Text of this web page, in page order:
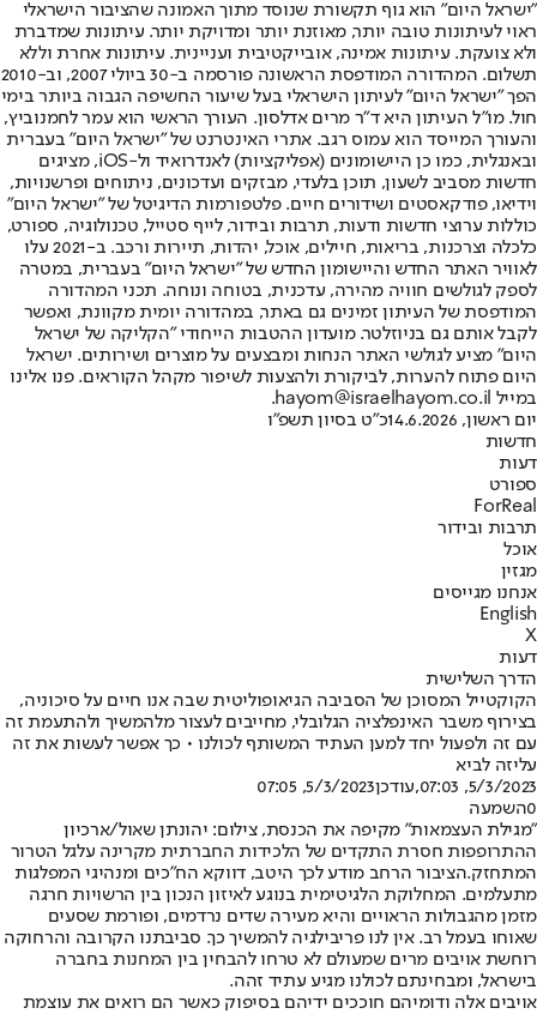
"ישראל היום" הוא גוף תקשורת שנוסד מתוך האמונה שהציבור הישראלי
ראוי לעיתונות טובה יותר, מאוזנת יותר ומדויקת יותר. עיתונות שמדברת
ולא צועקת. עיתונות אמינה, אובייקטיבית ועניינית. עיתונות אחרת וללא
תשלום. המהדורה המודפסת הראשונה פורסמה ב-30 ביולי 2007, וב-2010
הפך "ישראל היום" לעיתון הישראלי בעל שיעור החשיפה הגבוה ביותר בימי
חול. מו"ל העיתון היא ד"ר מרים אדלסון. העורך הראשי הוא עמר לחמנוביץ,
והעורך המייסד הוא עמוס רגב. אתרי האינטרנט של "ישראל היום" בעברית
ובאנגלית, כמו כן היישומונים (אפליקציות) לאנדרואיד ול-iOS, מציגים
חדשות מסביב לשעון, תוכן בלעדי, מבזקים ועדכונים, ניתוחים ופרשנויות,
וידיאו, פודקאסטים ושידורים חיים. פלטפורמות הדיגיטל של "ישראל היום"
כוללות ערוצי חדשות ודעות, תרבות ובידור, לייף סטייל, טכנולוגיה, ספורט,
כלכלה וצרכנות, בריאות, חיילים, אוכל, יהדות, תיירות ורכב. ב-2021 עלו
לאוויר האתר החדש והיישומון החדש של "ישראל היום" בעברית, במטרה
לספק לגולשים חוויה מהירה, עדכנית, בטוחה ונוחה. תכני המהדורה
המודפסת של העיתון זמינים גם באתר, במהדורה יומית מקוונת, ואפשר
לקבל אותם גם בניוזלטר. מועדון ההטבות הייחודי "הקליקה של ישראל
היום" מציע לגולשי האתר הנחות ומבצעים על מוצרים ושירותים. ישראל
היום פתוח להערות, לביקורת ולהצעות לשיפור מקהל הקוראים. פנו אלינו
במייל hayom@israelhayom.co.il.
יום ראשון, 14.6.2026
כ"ט בסיון תשפ"ו
חדשות
דעות
ספורט
ForReal
תרבות ובידור
אוכל
מגזין
אנחנו מגייסים
English
X
דעות
הדרך השלישית
הקוקטייל המסוכן של הסביבה הגיאופוליטית שבה אנו חיים על סיכוניה,
בצירוף משבר האינפלציה הגלובלי, מחייבים לעצור מלהמשיך ולהתעמת זה
עם זה ולפעול יחד למען העתיד המשותף לכולנו • כך אפשר לעשות את זה
עליזה לביא
5/3/2023, 07:03
,עודכן5/3/2023, 07:05
0השמעה
"מגילת העצמאות" מקיפה את הכנסת, צילום: יהונתן שאול/ארכיון
ההתרופפות חסרת התקדים של הלכידות החברתית מקרינה עלגל הטרור
המתחזק.הציבור הרחב מודע לכך היטב, דווקא הח"כים ומנהיגי המפלגות
מתעלמים. המחלוקת הלגיטימית בנוגע לאיזון הנכון בין הרשויות חרגה
מזמן מהגבולות הראויים והיא מעירה שדים נרדמים, ופורמת שסעים
שאוחו בעמל רב. אין לנו פריבילגיה להמשיך כך. סביבתנו הקרובה והרחוקה
רוחשת אויבים מרים שמעולם לא טרחו להבחין בין המחנות בחברה
בישראל, ומבחינתם לכולנו מגיע עתיד זהה.
אויבים אלה ודומיהם חוככים ידיהם בסיפוק כאשר הם רואים את עוצמת